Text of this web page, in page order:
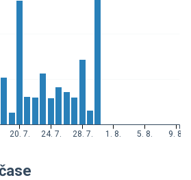
20. 7. 24. 7. 28. 7. 1. 8. 5. 8. 9. 8.